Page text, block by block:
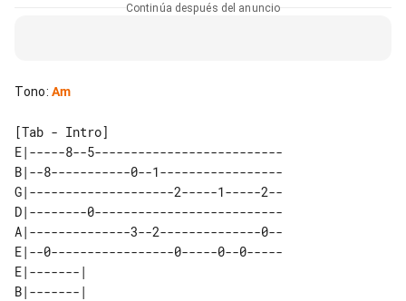
Continúa después del anuncio
Tono: Am
[Tab - Intro]
E|-----8--5--------------------------
B|--8-----------0--1-----------------
G|--------------------2-----1-----2--
D|--------0--------------------------
A|--------------3--2--------------0--
E|--0-----------------0-----0--0-----
E|-------|
B|-------|